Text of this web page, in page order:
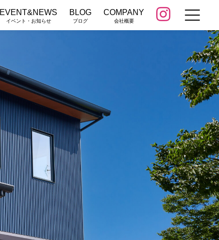
EVENT&NEWS
イベント・お知らせ
BLOG
ブログ
COMPANY
会社概要